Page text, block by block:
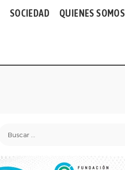
SOCIEDAD QUIENES SOMOS